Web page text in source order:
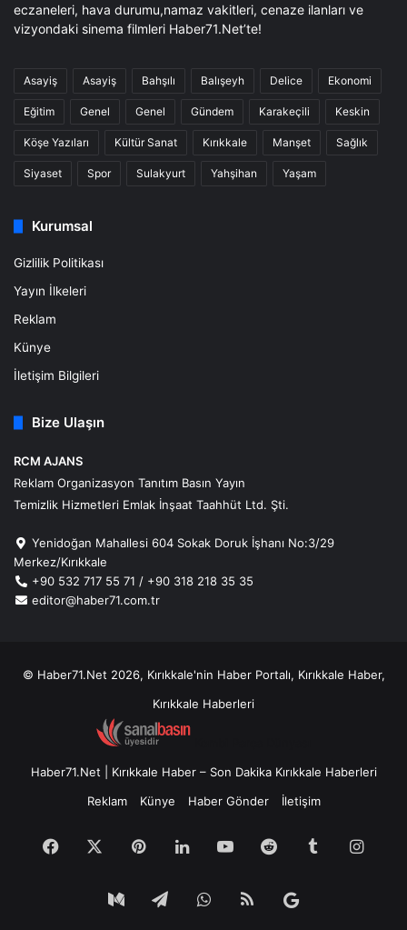
eczaneleri, hava durumu,namaz vakitleri, cenaze ilanları ve
vizyondaki sinema filmleri Haber71.Net’te!
Asayiş Asayiş Bahşılı Balışeyh Delice Ekonomi
Eğitim Genel Genel Gündem Karakeçili Keskin
Köşe Yazıları Kültür Sanat Kırıkkale Manşet Sağlık
Siyaset Spor Sulakyurt Yahşihan Yaşam
Kurumsal
Gizlilik Politikası
Yayın İlkeleri
Reklam
Künye
İletişim Bilgileri
Bize Ulaşın
RCM AJANS
Reklam Organizasyon Tanıtım Basın Yayın
Temizlik Hizmetleri Emlak İnşaat Taahhüt Ltd. Şti.
Yenidoğan Mahallesi 604 Sokak Doruk İşhanı No:3/29
Merkez/Kırıkkale
+90 532 717 55 71 / +90 318 218 35 35
editor@haber71.com.tr
© Haber71.Net 2026, Kırıkkale'nin Haber Portalı, Kırıkkale Haber,
Kırıkkale Haberleri
Haber71.Net | Kırıkkale Haber – Son Dakika Kırıkkale Haberleri
Reklam
Künye Haber Gönder İletişim
Facebook PinterestLinkedInYouTubeReddit Tumblr
MediumTelegramWhatsApp
RSS Google